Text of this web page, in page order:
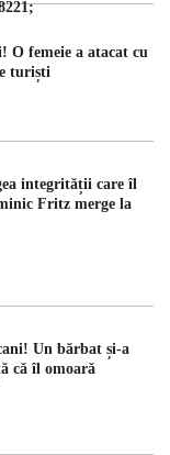
O femeie a atacat cu
turiști
integrității care îl
Fritz merge la
Un bărbat și-a
că îl omoară